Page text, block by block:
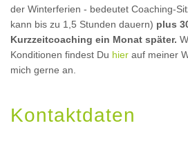
der Winterferien - bedeutet Coaching-
kann bis zu 1,5 Stunden dauern) plus
Kurzzeitcoaching ein Monat später.
Konditionen findest Du hier auf meiner
mich gerne an.
Kontaktdaten